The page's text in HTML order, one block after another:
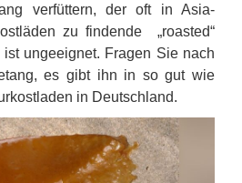
verfüttern, der oft in Asia-
zu findende „roasted“
ungeeignet. Fragen Sie nach
es gibt ihn in so gut wie
in Deutschland.